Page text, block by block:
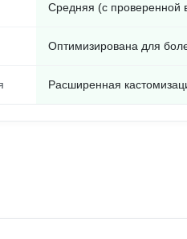
Средняя (с проверенной
Оптимизирована для
Расширенная